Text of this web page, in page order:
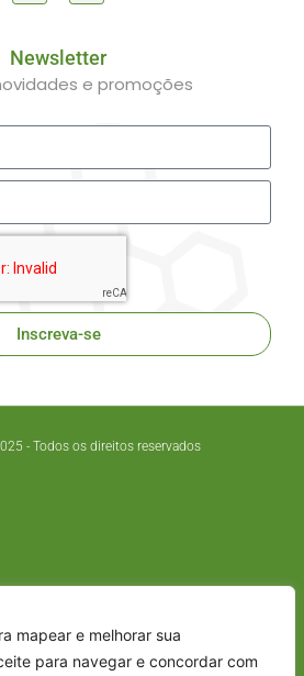
mapear e melhorar sua
para navegar e concordar com
Newsletter
e promoções
Inscreva-se
- Todos os direitos reservados